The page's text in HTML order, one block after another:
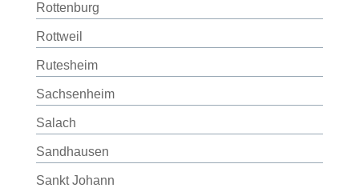
Rottenburg
Rottweil
Rutesheim
Sachsenheim
Salach
Sandhausen
Sankt Johann